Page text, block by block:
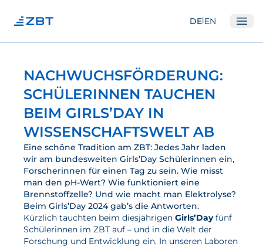
DE|EN
Über Uns
Abteilungen
Ausstattung
Gute Wissenschaftliche Praxis
Open Science und IP
Gremien
Unser Netzwerk
Forschung
NACHWUCHSFÖRDERUNG:
SCHÜLERINNEN TAUCHEN
BEIM GIRLS’DAY IN
WISSENSCHAFTSWELT AB
Eine schöne Tradition am ZBT: Jedes Jahr laden
wir am bundesweiten Girls’Day Schülerinnen ein,
Forscherinnen für einen Tag zu sein. Wie misst
man den pH-Wert? Wie funktioniert eine
Brennstoffzelle? Und wie macht man Elektrolyse?
Beim Girls’Day 2024 gab’s die Antworten.
Kürzlich tauchten beim diesjährigen Girls’Dayfünf
Schülerinnen im ZBT auf – und in die Welt der
Forschung und Entwicklung ein. In unseren Laboren